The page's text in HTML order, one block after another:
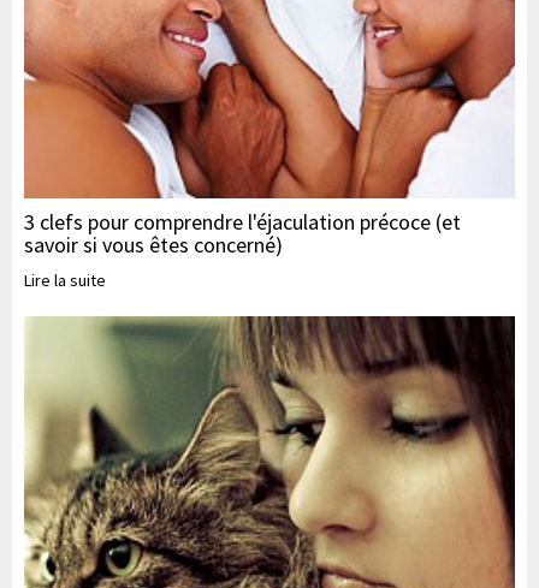
3 clefs pour comprendre l'éjaculation précoce (et
savoir si vous êtes concerné)
Lire la suite